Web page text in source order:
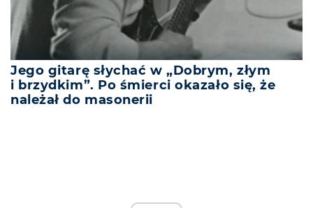
Jego gitarę słychać w „Dobrym, złym
i brzydkim”. Po śmierci okazało się, że
należał do masonerii